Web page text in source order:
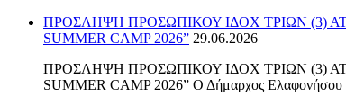
ΠΡΟΣΛΗΨΗ ΠΡΟΣΩΠΙΚΟΥ ΙΔΟΧ ΤΡΙΩΝ (3)
SUMMER CAMP 2026” 29.06.2026
ΠΡΟΣΛΗΨΗ ΠΡΟΣΩΠΙΚΟΥ ΙΔΟΧ ΤΡΙΩΝ (3)
SUMMER CAMP 2026” Ο Δήμαρχος